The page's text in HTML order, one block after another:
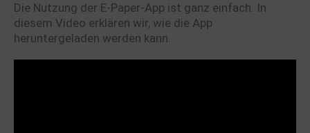
Die Nutzung der E-Paper-App ist ganz einfach. In
diesem Video erklären wir, wie die App
heruntergeladen werden kann.